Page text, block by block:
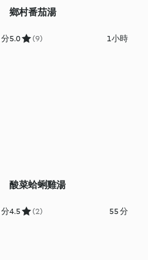
鄉村番茄湯
5.0 (9) 1小時
酸菜蛤蜊雞湯
4.5 (2) 55 分